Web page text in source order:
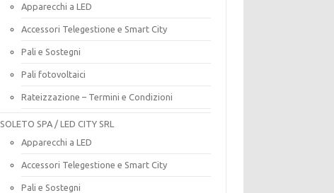
Apparecchi a LED
Accessori Telegestione e Smart City
Pali e Sostegni
Pali fotovoltaici
Rateizzazione – Termini e Condizioni
SOLETO SPA / LED CITY SRL
Apparecchi a LED
Accessori Telegestione e Smart City
Pali e Sostegni